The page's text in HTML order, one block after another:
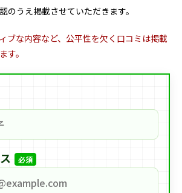
のうえ掲載させていただきます。
ブな内容など、公平性を欠く口コミは掲載
す。
必須